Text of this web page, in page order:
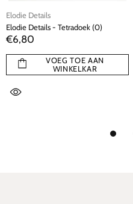
Elodie Details
Elodie Details - Tetradoek (0)
€6,80
VOEG TOE AAN
WINKELKAR